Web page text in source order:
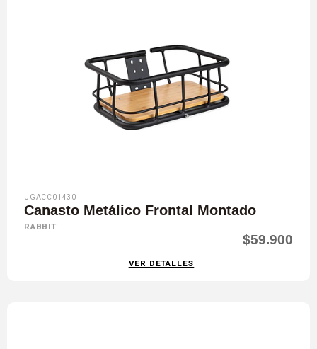
UGACC01430
Canasto Metálico Frontal Montado
RABBIT
$59.900
VER DETALLES